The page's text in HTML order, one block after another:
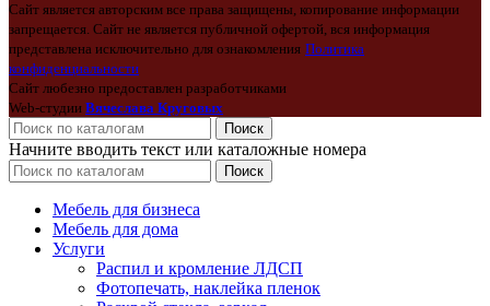
Сайт является авторским все права защищены, копирование информации
запрещается. Сайт не является публичной офертой, вся информация
представлена исключительно для ознакомления Политика
конфиденциальности
Сайт любезно предоставлен разработчиками
Web-студии Вячеслава Круговых
Поиск
Начните вводить текст или каталожные номера
Поиск
Мебель для бизнеса
Мебель для дома
Услуги
Распил и кромление ЛДСП
Фотопечать, наклейка пленок